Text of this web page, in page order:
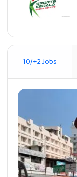
10/+2 Jobs